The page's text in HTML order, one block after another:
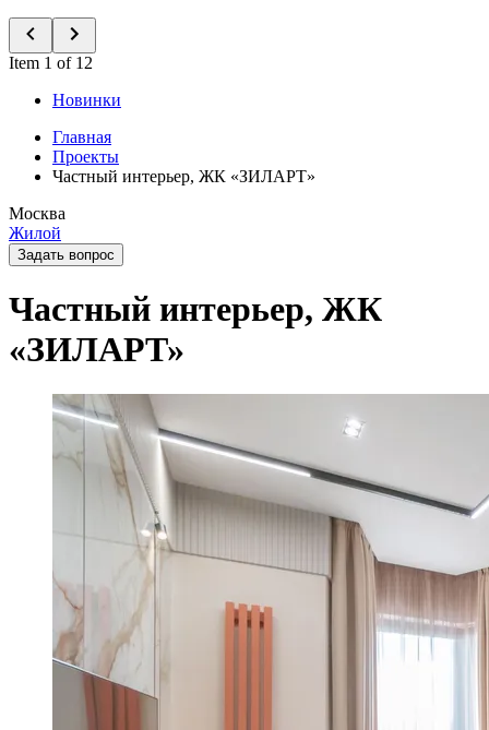
Item 1 of 12
Новинки
Главная
Проекты
Частный интерьер, ЖК «ЗИЛАРТ»
Москва
Жилой
Задать вопрос
Частный интерьер, ЖК
«ЗИЛАРТ»